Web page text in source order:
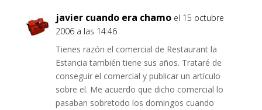
javier cuando era chamo el 15 octubre
2006 a las 14:46
Tienes razón el comercial de Restaurant la
Estancia también tiene sus años. Trataré de
conseguir el comercial y publicar un artículo
sobre el. Me acuerdo que dicho comercial lo
pasaban sobretodo los domingos cuando